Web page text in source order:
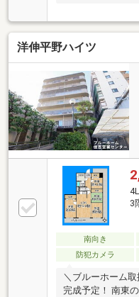
洋伸平野ハイツ
3
南向き
防犯カメラ
＼ブルーホーム
完成予定！ 南東